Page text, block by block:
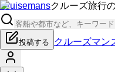
Cruisemansクルーズ旅行
投稿する クルーズマン